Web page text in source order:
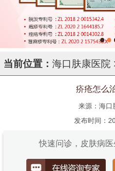
当前位置： 海口肤康医院
疥疮怎么
来源：海口
发布时间：
快速问诊，皮肤病